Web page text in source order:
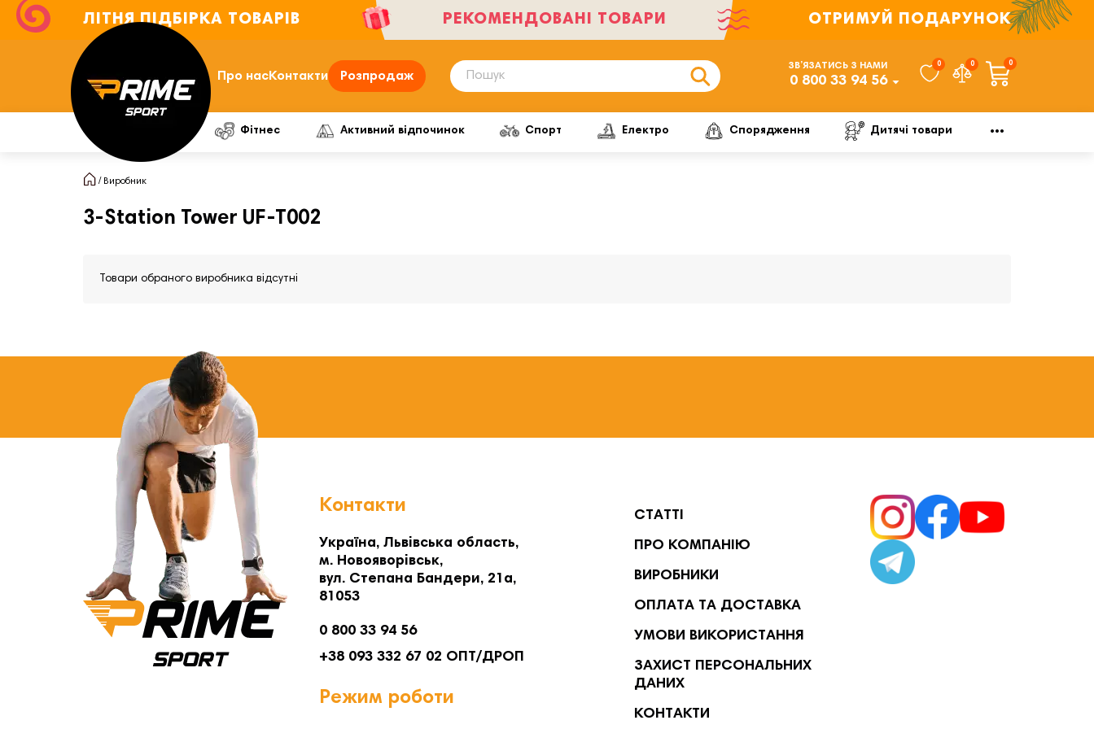
ЛІТНЯ ПІДБІРКА ТОВАРІВ РЕКОМЕНДОВАНІ ТОВАРИ ОТРИМУЙ ПОДАРУНОК
Про насКонтакти Розпродаж
ЗВ’ЯЗАТИСЬ З НАМИ
0 800 33 94 56
0 0 0
Фітнес Активний відпочинок Спорт Електро Спорядження Дитячі товари
Виробник
3-Station Tower UF-T002
Товари обраного виробника відсутні
Контакти
Україна, Львівська область,
м. Новояворівськ,
вул. Степана Бандери, 21а,
81053
0 800 33 94 56
+38 093 332 67 02 ОПТ/ДРОП
Режим роботи
СТАТТІ
ПРО КОМПАНІЮ
ВИРОБНИКИ
ОПЛАТА ТА ДОСТАВКА
УМОВИ ВИКОРИСТАННЯ
ЗАХИСТ ПЕРСОНАЛЬНИХ
ДАНИХ
КОНТАКТИ